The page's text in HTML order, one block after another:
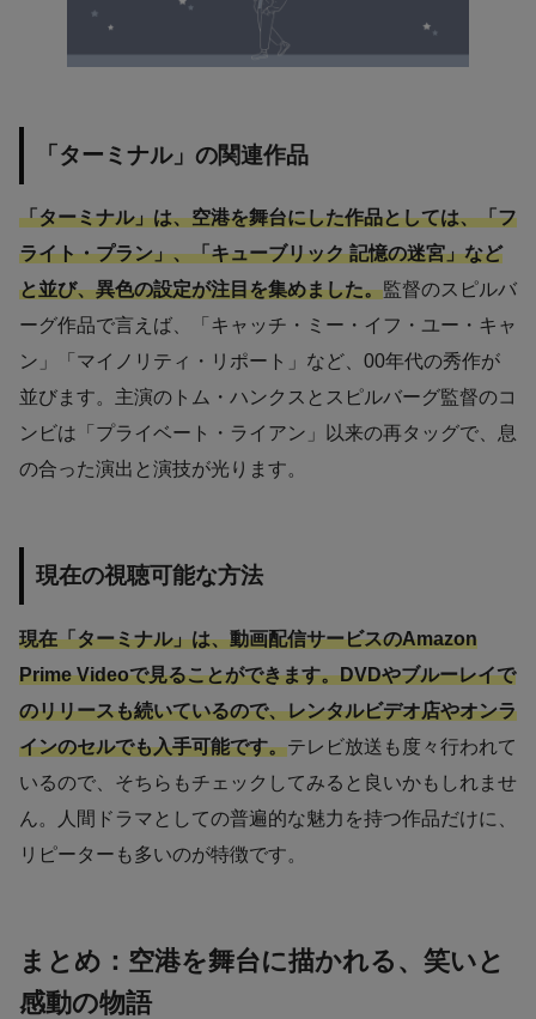
「ターミナル」の関連作品
「ターミナル」は、空港を舞台にした作品としては、「フ
ライト・プラン」、「キューブリック 記憶の迷宮」など
と並び、異色の設定が注目を集めました。監督のスピルバ
ーグ作品で言えば、「キャッチ・ミー・イフ・ユー・キャ
ン」「マイノリティ・リポート」など、00年代の秀作が
並びます。主演のトム・ハンクスとスピルバーグ監督のコ
ンビは「プライベート・ライアン」以来の再タッグで、息
の合った演出と演技が光ります。
現在の視聴可能な方法
現在「ターミナル」は、動画配信サービスのAmazon
Prime Videoで見ることができます。DVDやブルーレイで
のリリースも続いているので、レンタルビデオ店やオンラ
インのセルでも入手可能です。テレビ放送も度々行われて
いるので、そちらもチェックしてみると良いかもしれませ
ん。人間ドラマとしての普遍的な魅力を持つ作品だけに、
リピーターも多いのが特徴です。
まとめ：空港を舞台に描かれる、笑いと
感動の物語